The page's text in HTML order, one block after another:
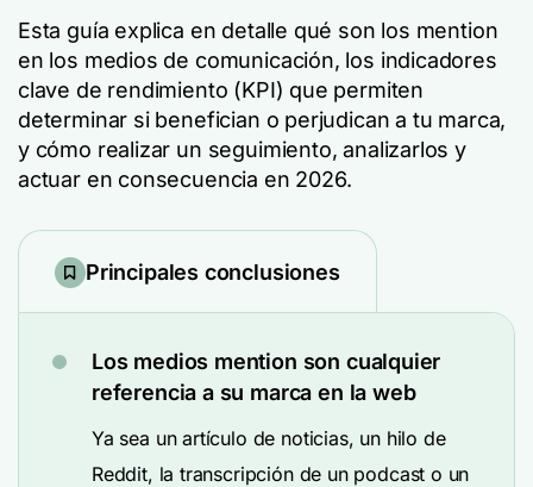
Esta guía explica en detalle qué son los mention
en los medios de comunicación, los indicadores
clave de rendimiento (KPI) que permiten
determinar si benefician o perjudican a tu marca,
y cómo realizar un seguimiento, analizarlos y
actuar en consecuencia en 2026.
Principales conclusiones
Los medios mention son cualquier
referencia a su marca en la web
Ya sea un artículo de noticias, un hilo de
Reddit, la transcripción de un podcast o un